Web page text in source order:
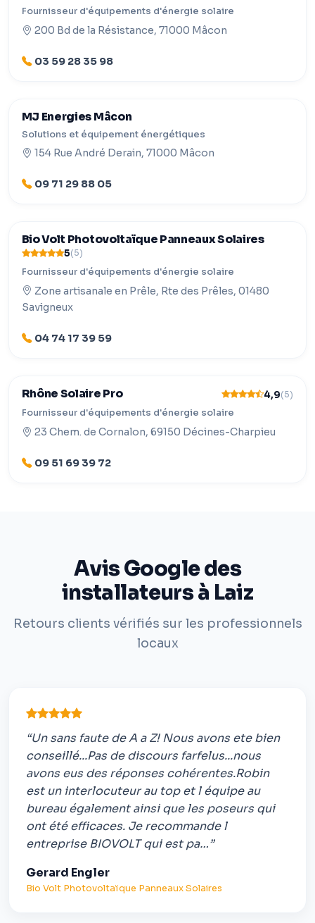
Fournisseur d'équipements d'énergie solaire
200 Bd de la Résistance, 71000 Mâcon
03 59 28 35 98
MJ Energies Mâcon
Solutions et équipement énergétiques
154 Rue André Derain, 71000 Mâcon
09 71 29 88 05
Bio Volt Photovoltaïque Panneaux Solaires
5(5)
Fournisseur d'équipements d'énergie solaire
Zone artisanale en Prêle, Rte des Prêles, 01480
Savigneux
04 74 17 39 59
Rhône Solaire Pro 4,9(5)
Fournisseur d'équipements d'énergie solaire
23 Chem. de Cornalon, 69150 Décines-Charpieu
09 51 69 39 72
Avis Google des
installateurs à Laiz
Retours clients vérifiés sur les professionnels
locaux
“Un sans faute de A a Z! Nous avons ete bien
conseillé...Pas de discours farfelus...nous
avons eus des réponses cohérentes.Robin
est un interlocuteur au top et l équipe au
bureau également ainsi que les poseurs qui
ont été efficaces. Je recommande l
entreprise BIOVOLT qui est pa…”
Gerard Engler
Bio Volt Photovoltaïque Panneaux Solaires